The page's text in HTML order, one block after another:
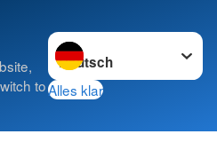
to
Sprache wechseln zu
Alles klar